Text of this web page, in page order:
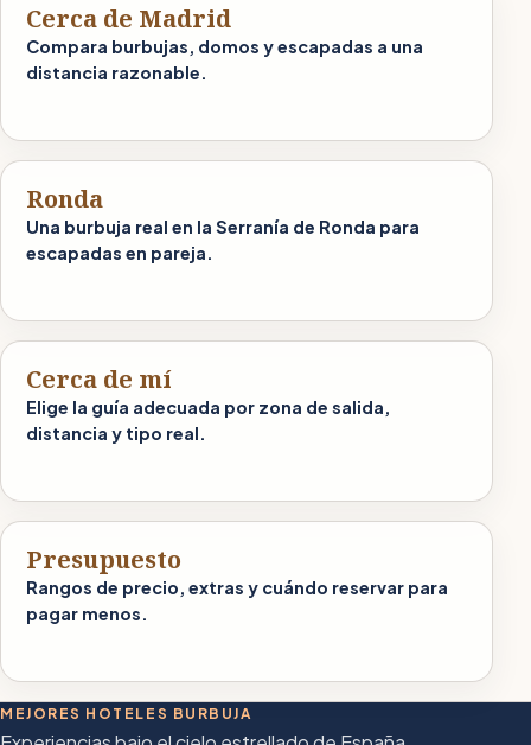
Cerca de Madrid
Compara burbujas, domos y escapadas a una
distancia razonable.
Ronda
Una burbuja real en la Serranía de Ronda para
escapadas en pareja.
Cerca de mí
Elige la guía adecuada por zona de salida,
distancia y tipo real.
Presupuesto
Rangos de precio, extras y cuándo reservar para
pagar menos.
MEJORES HOTELES BURBUJA